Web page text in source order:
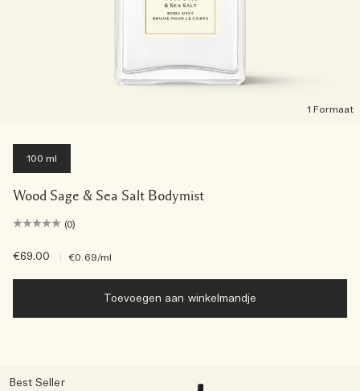
1 Formaat
100 ml
Wood Sage & Sea Salt Bodymist
(0)
€69.00 €0.69/ml
Toevoegen aan winkelmandje
Best Seller